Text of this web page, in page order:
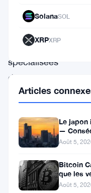
deux
norvégiennes
spécialisées
dans
bitcoin
vote
SolanaSOL
XRPXRP
Articles
Le japon
—
portage
Août 5,
Bitcoin
que les
tentative
Août 5,